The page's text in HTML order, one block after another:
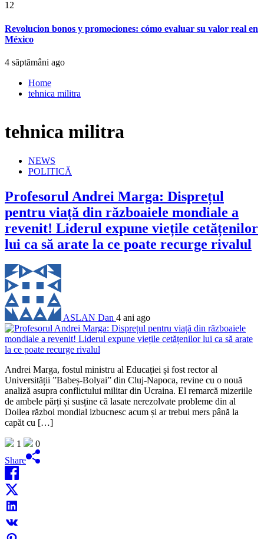
12
Revolucion bonos y promociones: cómo evaluar su valor real en
México
4 săptămâni ago
Home
tehnica militra
tehnica militra
NEWS
POLITICĂ
Profesorul Andrei Marga: Disprețul
pentru viață din războaiele mondiale a
revenit! Liderul expune viețile cetățenilor
lui ca să arate la ce poate recurge rivalul
ASLAN Dan 4 ani ago
Andrei Marga, fostul ministru al Educației și fost rector al
Universității ”Babeș-Bolyai” din Cluj-Napoca, revine cu o nouă
analiză asupra conflictului militar din Ucraina. El remarcă mizeriile
de ambele părți și susține că lasate nerezolvate probleme din al
Doilea război mondial izbucnesc acum și ar trebui mers până la
capăt cu […]
1
0
Share